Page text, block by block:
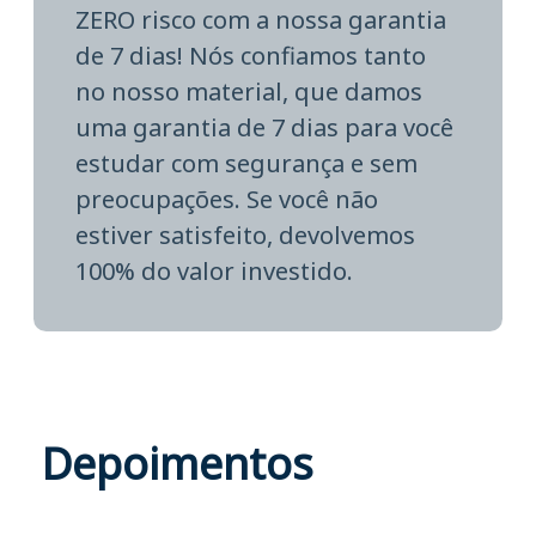
ZERO risco com a nossa garantia
de 7 dias! Nós confiamos tanto
no nosso material, que damos
uma garantia de 7 dias para você
estudar com segurança e sem
preocupações. Se você não
estiver satisfeito, devolvemos
100% do valor investido.
Depoimentos